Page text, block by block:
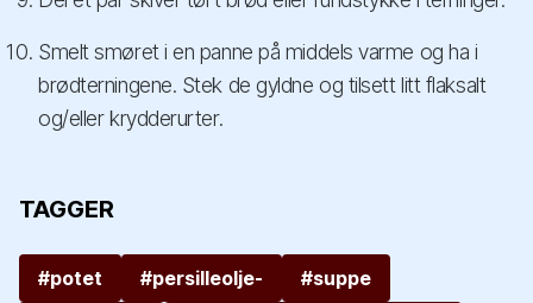
Smelt smøret i en panne på middels varme og ha i
brødterningene. Stek de gyldne og tilsett litt flaksalt
og/eller krydderurter.
TAGGER
#potet #persilleolje-
#suppe